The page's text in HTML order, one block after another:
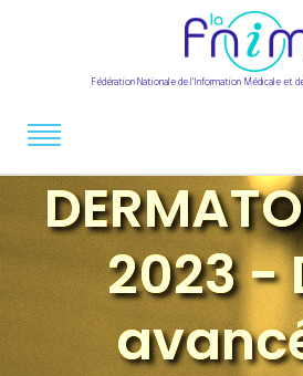
Fédération Nationale de l'Information Médicale et
2023 -